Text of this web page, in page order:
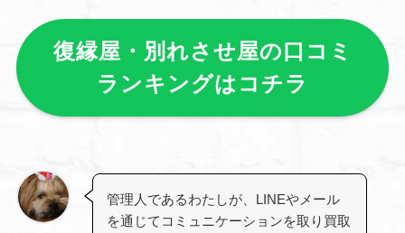
復縁屋・別れさせ屋の口コミ
ランキングはコチラ
管理人であるわたしが、LINEやメール
を通じてコミュニケーションを取り買取